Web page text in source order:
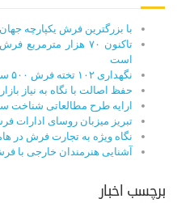
با بزرگترین فرش یکپارچه
تاکنون ۷۰ هزار
است
نگهداری ۱۰۲ تخته فرش ۵۰۰ ساله در موزه فرش حرم مطهر رضوی
حفظ اصالت با نگاه به نیاز بازار
ارایه طرح مطالعاتی شناخت
تبریز میزبان روسای ادارات
نگاه ویژه به تجارت فرش در
آشنایی هنرمندان خارجی با
برچسب اخبار